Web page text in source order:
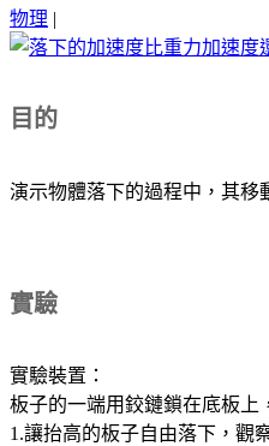
物理 |
目的
演示物體落下的過程中，其移
實驗
實驗裝置：
板子的一端用鉸鏈鎖在底板上
1.讓抬高的板子自由落下，觀